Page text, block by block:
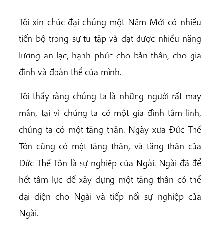
Tôi xin chúc đại chúng một Năm Mới có nhiều
tiến bộ trong sự tu tập và đạt được nhiều năng
lượng an lạc, hạnh phúc cho bản thân, cho gia
đình và đoàn thể của mình.
Tôi thấy rằng chúng ta là những người rất may
mắn, tại vì chúng ta có một gia đình tâm linh,
chúng ta có một tăng thân. Ngày xưa Đức Thế
Tôn cũng có một tăng thân, và tăng thân của
Đức Thế Tôn là sự nghiệp của Ngài. Ngài đã để
hết tâm lực để xây dựng một tăng thân có thể
đại diện cho Ngài và tiếp nối sự nghiệp của
Ngài.